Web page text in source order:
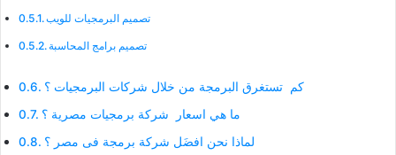
تصميم البرمجيات للويب
تصميم برامج المحاسبة
كم تستغرق البرمجة من خلال شركات البرمجيات ؟
ما هي اسعار شركة برمجيات مصرية ؟
لماذا نحن افضَل شركة برمجة فى مصر ؟